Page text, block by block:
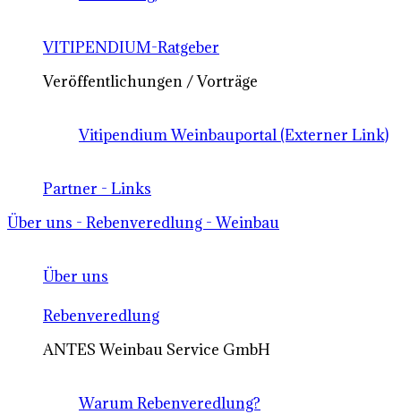
VITIPENDIUM-Ratgeber
Veröffentlichungen / Vorträge
Vitipendium Weinbauportal (Externer Link)
Partner - Links
Über uns - Rebenveredlung - Weinbau
Über uns
Rebenveredlung
ANTES Weinbau Service GmbH
Warum Rebenveredlung?